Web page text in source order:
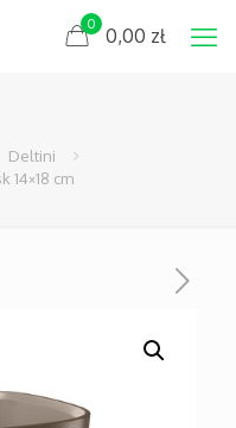
0 0,00 zł
Deltini
14×18 cm